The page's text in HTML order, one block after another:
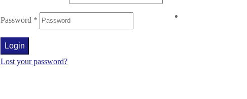
Password *
Login
Lost your password?